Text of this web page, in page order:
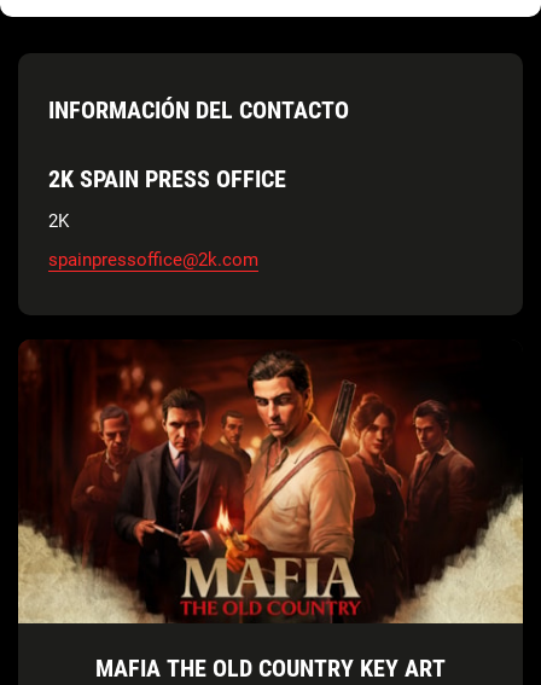
INFORMACIÓN DEL CONTACTO
2K SPAIN PRESS OFFICE
2K
spainpressoffice@2k.com
MAFIA THE OLD COUNTRY KEY ART